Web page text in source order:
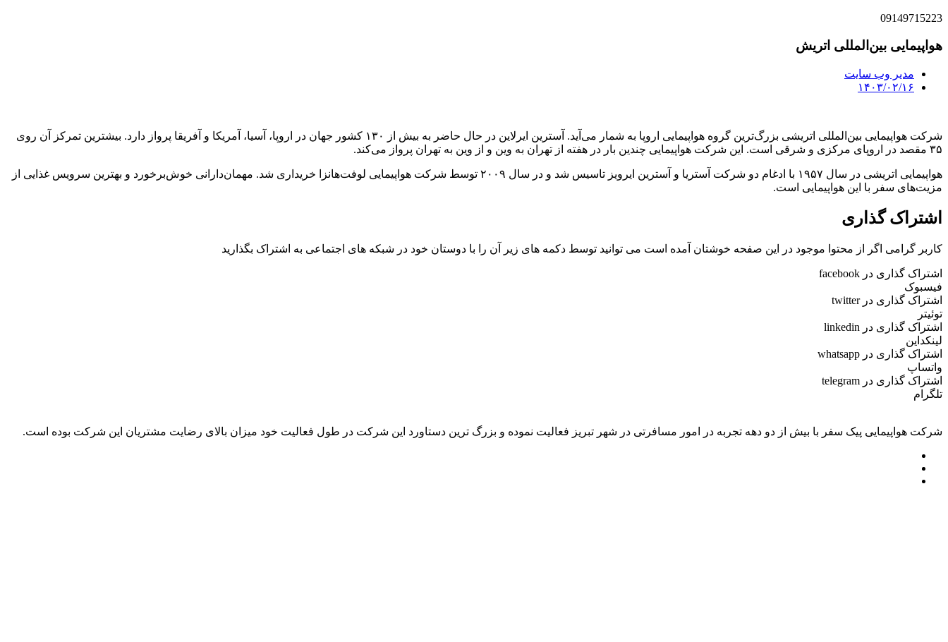
09149715223
هواپیمایی بین‌المللی اتریش
مدیر وب سایت
۱۴۰۳/۰۲/۱۶
شرکت هواپیمایی بین‌المللی اتریشی بزرگ‌ترین گروه هواپیمایی اروپا به شمار می‌آید. آسترین ایرلاین در حال حاضر به بیش از ۱۳۰ کشور جهان در اروپا، آسیا، آمریکا و آفریقا پرواز دارد. بیشترین تمرکز آن روی
۳۵ مقصد در اروپای مرکزی و شرقی است. این شرکت‌ هواپیمایی چندین بار در هفته از تهران به وین و از وین به تهران پرواز می‌کند.
هواپیمایی اتریشی در سال ۱۹۵۷ با ادغام دو شرکت آستریا و آسترین ایرویز تاسیس شد و در سال ۲۰۰۹ توسط شرکت هواپیمایی لوفت‌هانزا خریداری شد. مهمان‌دارانی خوش‌برخورد و بهترین سرویس غذایی از
مزیت‌های سفر با این هواپیمایی است.
اشتراک گذاری
کاربر گرامی اگر از محتوا موجود در این صفحه خوشتان آمده است می توانید توسط دکمه های زیر آن را با دوستان خود در شبکه های اجتماعی به اشتراک بگذارید
اشتراک گذاری در facebook
فیسبوک
اشتراک گذاری در twitter
توئیتر
اشتراک گذاری در linkedin
لینکداین
اشتراک گذاری در whatsapp
واتساپ
اشتراک گذاری در telegram
تلگرام
شرکت هواپیمایی پیک سفر با بیش از دو دهه تجربه در امور مسافرتی در شهر تبریز فعالیت نموده و بزرگ ترین دستاورد این شرکت در طول فعالیت خود میزان بالای رضایت مشتریان این شرکت بوده است.